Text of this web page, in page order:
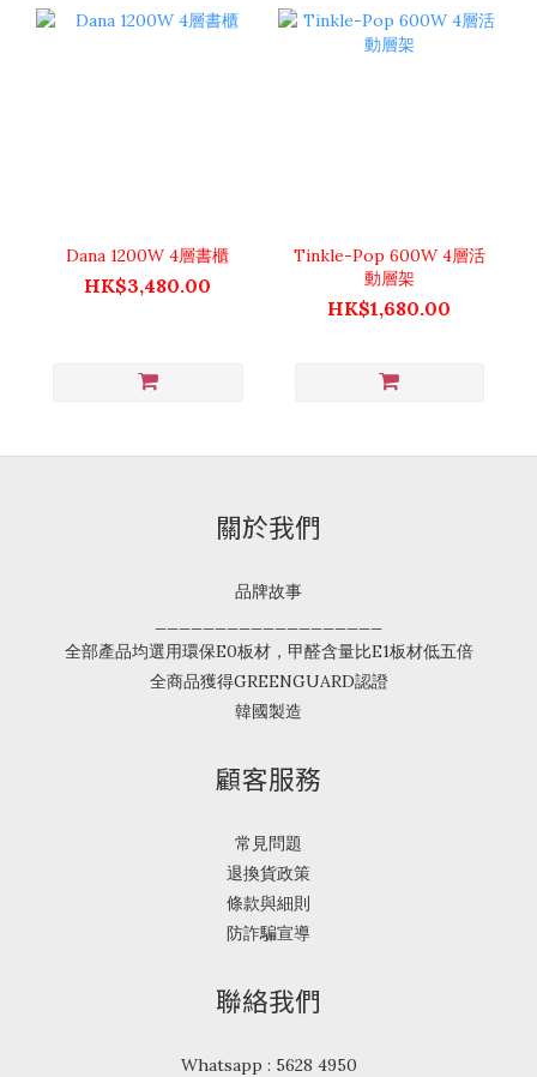
Dana 1200W 4層書櫃
HK$3,480.00
Tinkle-Pop 600W 4層活
動層架
HK$1,680.00
關於我們
品牌故事
全部產品均選用環保E0板材，甲醛含量比E1板材低五倍
全商品獲得GREENGUARD認證
韓國製造
顧客服務
常見問題
退換貨政策
條款與細則
防詐騙宣導
聯絡我們
Whatsapp : 5628 4950